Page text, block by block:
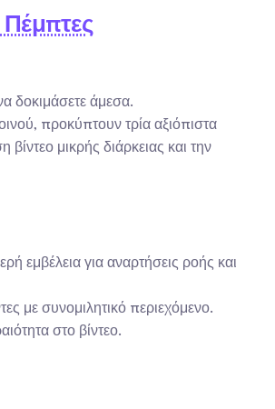
δοκιμάσετε άμεσα.
προκύπτουν τρία αξιόπιστα
μικρής διάρκειας και την
εμβέλεια για αναρτήσεις ροής και
με συνομιλητικό περιεχόμενο.
στο βίντεο.